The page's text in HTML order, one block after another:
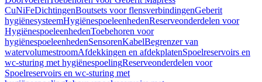
CuNiFeDichtingenBoutsets voor flensverbindingenGeberit
hygiënesysteemHygiënespoeleenhedenReserveonderdelen voor
HygiënespoeleenhedenToebehoren voor
hygiënespoeleenhedenSensorenKabelBegrenzer van
watervolumestroomAfdekkingen en afdekplatenSpoelreservoirs en
wc-sturing met hygiënespoelingReserveonderdelen voor
Spoelreservoirs en wc-sturing met